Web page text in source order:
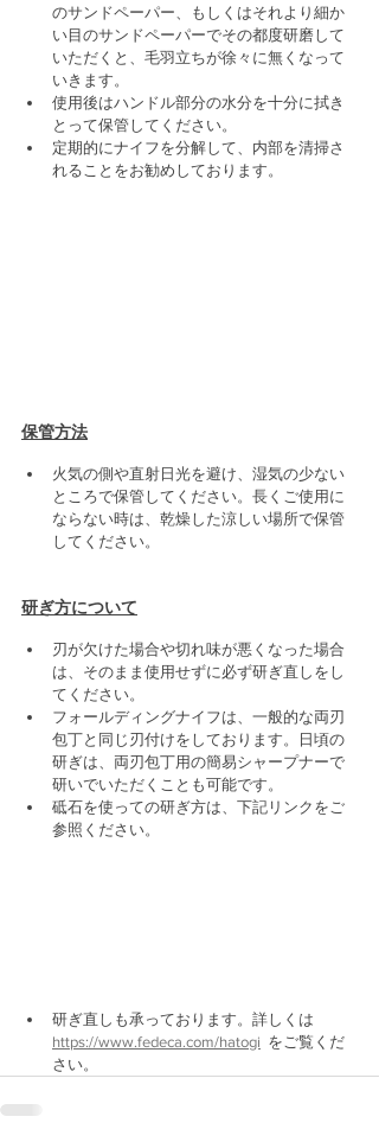
のサンドペーパー、もしくはそれより細か
い目のサンドペーパーでその都度研磨して
いただくと、毛羽立ちが徐々に無くなって
いきます。
使用後はハンドル部分の水分を十分に拭き
とって保管してください。
定期的にナイフを分解して、内部を清掃さ
れることをお勧めしております。
保管方法
火気の側や直射日光を避け、湿気の少ない
ところで保管してください。長くご使用に
ならない時は、乾燥した涼しい場所で保管
してください。
研ぎ方について
刃が欠けた場合や切れ味が悪くなった場合
は、そのまま使用せずに必ず研ぎ直しをし
てください。
フォールディングナイフは、一般的な両刃
包丁と同じ刃付けをしております。日頃の
研ぎは、両刃包丁用の簡易シャープナーで
研いでいただくことも可能です。
砥石を使っての研ぎ方は、下記リンクをご
参照ください。
研ぎ直しも承っております。詳しくは
https://www.fedeca.com/hatogi
  をご覧くだ
さい。